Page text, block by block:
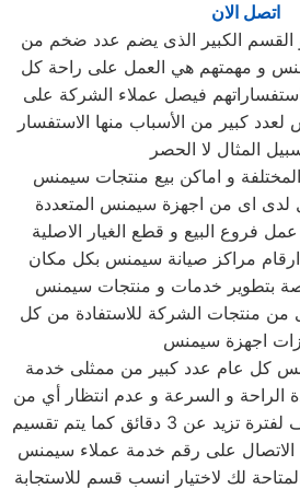
اتصل الان
الكبير الذى يضم عدد ضخم من
و مهمتهم هي العمل على راحة كل
فيصل عملاء الشركة على
كبير من الأسباب منها الاستفسار
المثال لا الحصر
و اماكن بيع منتجات سيمنس
اى من اجهزة سيمنس المتعددة
فروع البيع و قطع الغيار الاصلية
مراكز صيانة سيمنس بكل مكان
بتطوير خدمات و منتجات سيمنس
منتجات الشركة للاستفادة من كل
اجهزة سيمنس
كل عام عدد كبير من ممثلى خدمة
الراحة و السرعة و عدم انتظار أي من
عملاء سيمنس على الهاتف لفترة تزيد عن 3 دقائق كما يتم تقسيم
الاتصال على رقم خدمة عملاء سيمنس
لك لاختيار انسب قسم للاستجابة